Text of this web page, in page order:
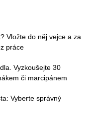
Vložte do něj vejce a za
práce
Vyzkoušejte 30
či marcipánem
Vyberte správný